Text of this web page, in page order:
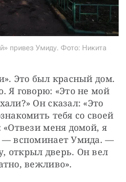
привез Умиду. Фото: Никита
Это был красный дом.
Я говорю: «Это не мой
Он сказал: «Это
тебя со своей
«Отвези меня домой, я
— вспоминает Умида. —
открыл дверь. Он вел
вежливо».